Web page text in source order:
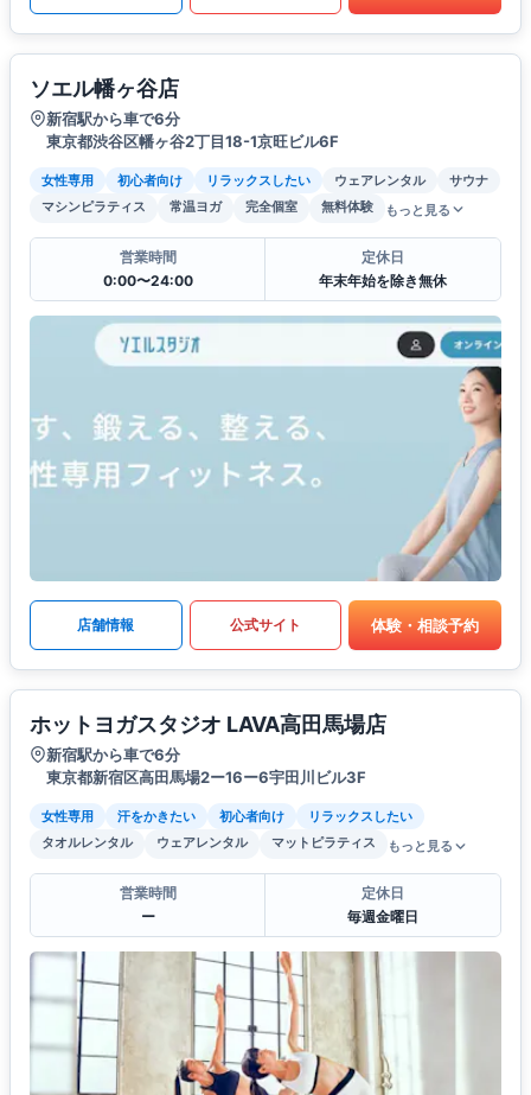
ソエル幡ヶ谷店
新宿駅から車で6分
東京都渋谷区幡ヶ谷2丁目18-1京旺ビル6F
女性専用 初心者向け リラックスしたい ウェアレンタル
サウナ
マシンピラティス
常温ヨガ 完全個室 無料体験 もっと見る
営業時間
0:00〜24:00
定休日
年末年始を除き無休
店舗情報 公式サイト 体験・相談予約
ホットヨガスタジオ LAVA高田馬場店
新宿駅から車で6分
東京都新宿区高田馬場2ー16ー6宇田川ビル3F
女性専用 汗をかきたい 初心者向け
リラックスしたい
タオルレンタル
ウェアレンタル マットピラティス もっと見る
営業時間
ー
定休日
毎週金曜日